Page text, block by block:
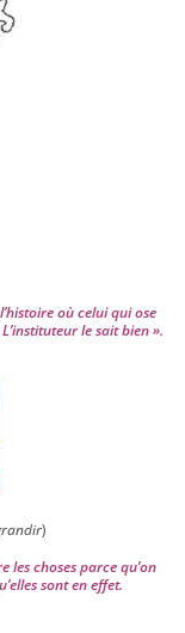
où celui qui ose
le sait bien ».
)
les choses parce qu’on
sont en effet.